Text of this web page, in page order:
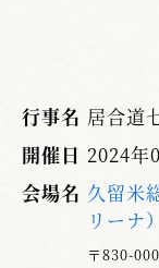
く、引き上
指示の後、全
指定技は七段
目。六段は、
本でした。以
の努力が必要
形だけ
行事名 居合道
開催日 2024年
会場名 久留米
リーナ）
〒830-